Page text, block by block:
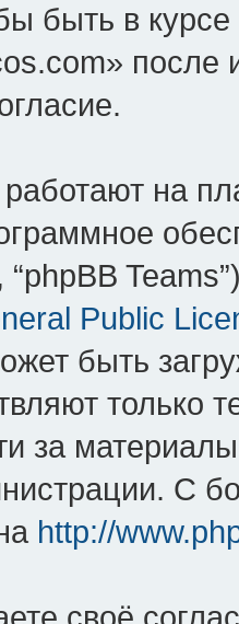
быть в
после
на
“phpBB
Public
быть
только
за
С
http://